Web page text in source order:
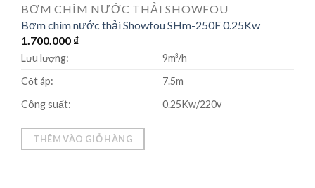
BƠM CHÌM NƯỚC THẢI SHOWFOU
Bơm chìm nước thải Showfou SHm-250F 0.25Kw
1.700.000 ₫
Lưu lượng:
9m³/h
Cột áp:
7.5m
Công suất:
0.25Kw/220v
THÊM VÀO GIỎ HÀNG